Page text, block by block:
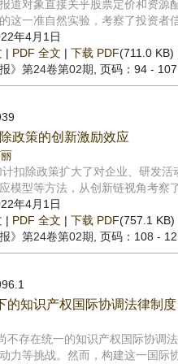
道对象直接关乎股票定价和资
这一准自然实验，考察了投资者
年4月1日
| PDF 全文 | 下载 PDF(711.0 KB)
》 第24卷第02期 , 页码：94 -
政策的创新激励效应
扣除政策扩大了对企业、研发
模型等方法，从创新链视角考察
年4月1日
| PDF 全文 | 下载 PDF(757.1 KB)
》 第24卷第02期 , 页码：108 -
的知识产权国际协调法律制度
不存在统一的知识产权国际协调
力等挑战。然而，构建这一国际